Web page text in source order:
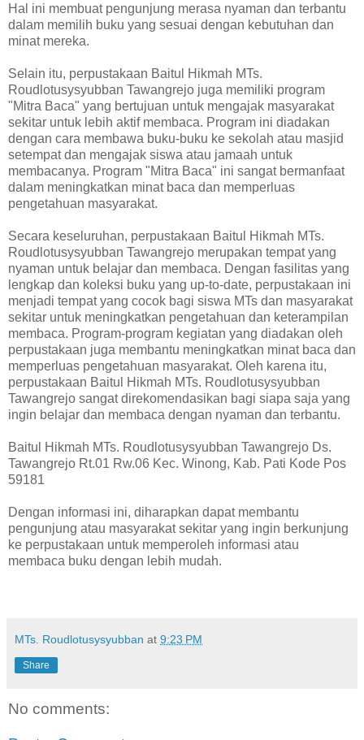
Hal ini membuat pengunjung merasa nyaman dan terbantu
dalam memilih buku yang sesuai dengan kebutuhan dan
minat mereka.
Selain itu, perpustakaan Baitul Hikmah MTs.
Roudlotusysyubban Tawangrejo juga memiliki program
"Mitra Baca" yang bertujuan untuk mengajak masyarakat
sekitar untuk lebih aktif membaca. Program ini diadakan
dengan cara membawa buku-buku ke sekolah atau masjid
setempat dan mengajak siswa atau jamaah untuk
membacanya. Program "Mitra Baca" ini sangat bermanfaat
dalam meningkatkan minat baca dan memperluas
pengetahuan masyarakat.
Secara keseluruhan, perpustakaan Baitul Hikmah MTs.
Roudlotusysyubban Tawangrejo merupakan tempat yang
nyaman untuk belajar dan membaca. Dengan fasilitas yang
lengkap dan koleksi buku yang up-to-date, perpustakaan ini
menjadi tempat yang cocok bagi siswa MTs dan masyarakat
sekitar untuk meningkatkan pengetahuan dan keterampilan
membaca. Program-program kegiatan yang diadakan oleh
perpustakaan juga membantu meningkatkan minat baca dan
memperluas pengetahuan masyarakat. Oleh karena itu,
perpustakaan Baitul Hikmah MTs. Roudlotusysyubban
Tawangrejo sangat direkomendasikan bagi siapa saja yang
ingin belajar dan membaca dengan nyaman dan terbantu.
Baitul Hikmah MTs. Roudlotusysyubban Tawangrejo Ds.
Tawangrejo Rt.01 Rw.06 Kec. Winong, Kab. Pati Kode Pos
59181
Dengan informasi ini, diharapkan dapat membantu
pengunjung atau masyarakat sekitar yang ingin berkunjung
ke perpustakaan untuk memperoleh informasi atau
membaca buku dengan lebih mudah.
MTs. Roudlotusysyubban at 9:23 PM
Share
No comments: